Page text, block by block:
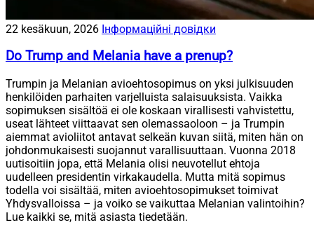
22 kesäkuun, 2026 Інформаційні довідки
Do Trump and Melania have a prenup?
Trumpin ja Melanian avioehtosopimus on yksi julkisuuden
henkilöiden parhaiten varjelluista salaisuuksista. Vaikka
sopimuksen sisältöä ei ole koskaan virallisesti vahvistettu,
useat lähteet viittaavat sen olemassaoloon – ja Trumpin
aiemmat avioliitot antavat selkeän kuvan siitä, miten hän on
johdonmukaisesti suojannut varallisuuttaan. Vuonna 2018
uutisoitiin jopa, että Melania olisi neuvotellut ehtoja
uudelleen presidentin virkakaudella. Mutta mitä sopimus
todella voi sisältää, miten avioehtosopimukset toimivat
Yhdysvalloissa – ja voiko se vaikuttaa Melanian valintoihin?
Lue kaikki se, mitä asiasta tiedetään.